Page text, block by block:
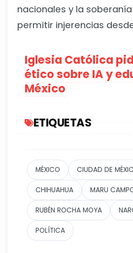
nacionales y la
permitir injerencias
Iglesia Católica
ético sobre IA y
México
ETIQUETAS
MÉXICO CIUDAD DE
CHIHUAHUA MARU
RUBÉN ROCHA MOYA
POLÍTICA